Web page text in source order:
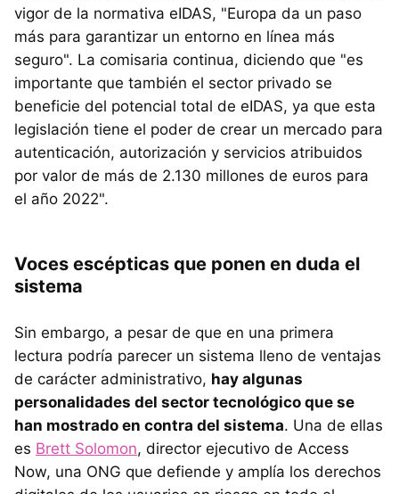
vigor de la normativa eIDAS, "Europa da un paso
más para garantizar un entorno en línea más
seguro". La comisaria continua, diciendo que "es
importante que también el sector privado se
beneficie del potencial total de eIDAS, ya que esta
legislación tiene el poder de crear un mercado para
autenticación, autorización y servicios atribuidos
por valor de más de 2.130 millones de euros para
el año 2022".
Voces escépticas que ponen en duda el
sistema
Sin embargo, a pesar de que en una primera
lectura podría parecer un sistema lleno de ventajas
de carácter administrativo, hay algunas
personalidades del sector tecnológico que se
han mostrado en contra del sistema. Una de ellas
es Brett Solomon, director ejecutivo de Access
Now, una ONG que defiende y amplía los derechos